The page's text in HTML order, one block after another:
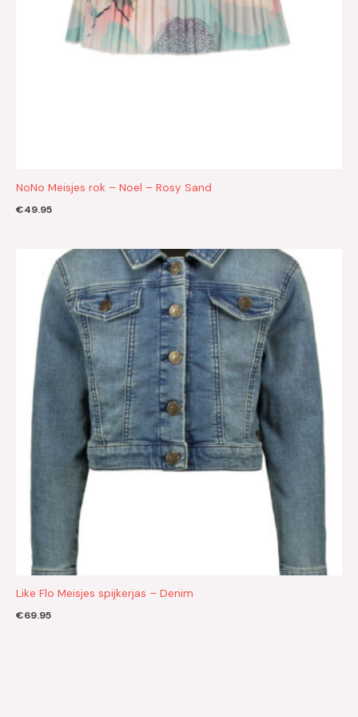
NoNo Meisjes rok – Noel – Rosy Sand
€49.95
Like Flo Meisjes spijkerjas – Denim
€69.95